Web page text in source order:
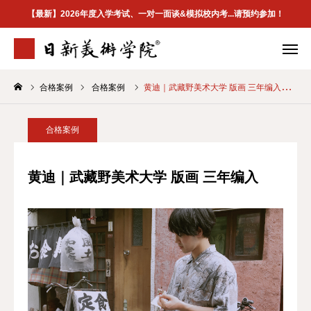
【最新】2026年度入学考试、一对一面谈&模拟校内考...请预约参加！
合格案例 合格案例 黄迪｜武藏野美术大学 版画 三年编入
合格案例
黄迪｜武藏野美术大学 版画 三年编入
学院介绍 专业案内
合格案例
最新資訊
升学指南
合格案例